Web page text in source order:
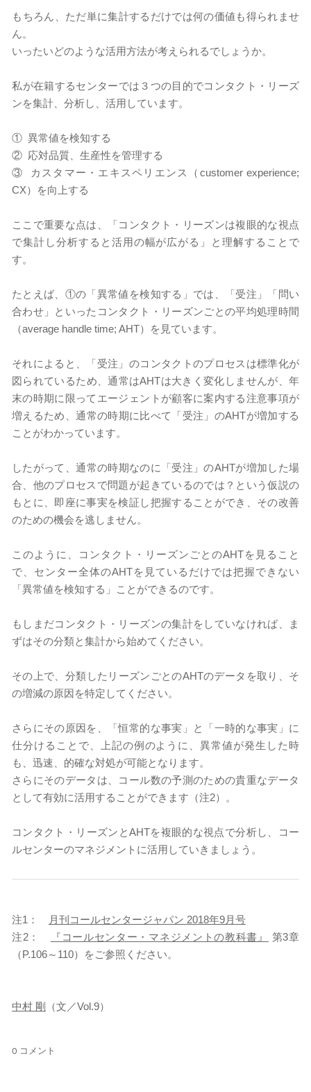
​もちろん、ただ単に集計するだけでは何の価値も得られませ
ん。
いったいどのような活用方法が考えられるでしょうか。
​私が在籍するセンターでは３つの目的でコンタクト・リーズ
ンを集計、分析し、活用しています。
① 異常値を検知する
② 応対品質、生産性を管理する
③ カスタマー・エキスペリエンス（customer experience;
CX）を向上する
ここで重要な点は、「コンタクト・リーズンは複眼的な視点
で集計し分析すると活用の幅が広がる」と理解することで
す。
たとえば、①の「異常値を検知する」では、「受注」「問い
合わせ」といったコンタクト・リーズンごとの平均処理時間
（average handle time; AHT）を見ています。
それによると、「受注」のコンタクトのプロセスは標準化が
図られているため、通常はAHTは大きく変化しませんが、年
末の時期に限ってエージェントが顧客に案内する注意事項が
増えるため、通常の時期に比べて「受注」のAHTが増加する
ことがわかっています。
したがって、通常の時期なのに「受注」のAHTが増加した場
合、他のプロセスで問題が起きているのでは？という仮説の
もとに、即座に事実を検証し把握することができ、その改善
のための機会を逃しません。
このように、コンタクト・リーズンごとのAHTを見ること
で、センター全体のAHTを見ているだけでは把握できない
「異常値を検知する」ことができるのです。
もしまだコンタクト・リーズンの集計をしていなければ、ま
ずはその分類と集計から始めてください。
その上で、分類したリーズンごとのAHTのデータを取り、そ
の増減の原因を特定してください。
さらにその原因を、「恒常的な事実」と「一時的な事実」に
仕分けることで、上記の例のように、異常値が発生した時
も、迅速、的確な対処が可能となります。
さらにそのデータは、コール数の予測のための貴重なデータ
として有効に活用することができます（注2）。
コンタクト・リーズンとAHTを複眼的な視点で分析し、コー
ルセンターのマネジメントに活用していきましょう。
注1：
月刊コールセンタージャパン 2018年9月号
注2：
『コールセンター・マネジメントの教科書』
第3章
（P.106～110）をご参照ください。
中村 剛 （文／Vol.9）
0 コメント